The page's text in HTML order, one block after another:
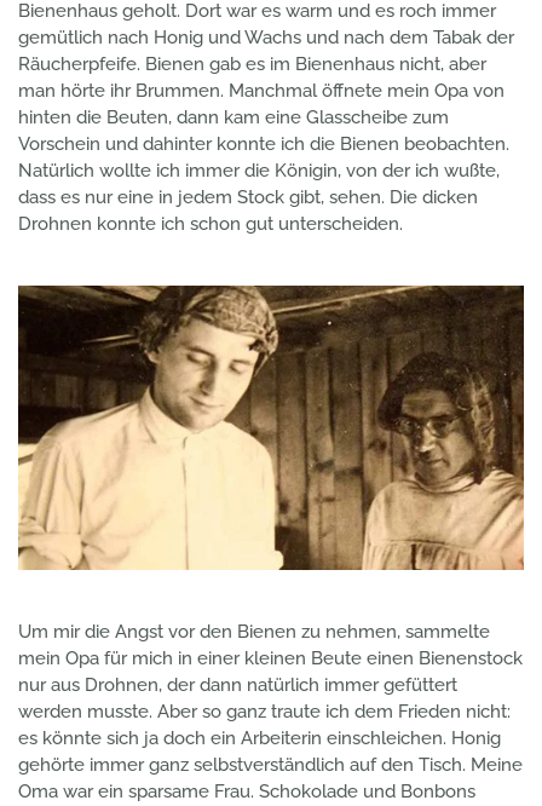
Bienenhaus geholt. Dort war es warm und es roch immer
gemütlich nach Honig und Wachs und nach dem Tabak der
Räucherpfeife. Bienen gab es im Bienenhaus nicht, aber
man hörte ihr Brummen. Manchmal öffnete mein Opa von
hinten die Beuten, dann kam eine Glasscheibe zum
Vorschein und dahinter konnte ich die Bienen beobachten.
Natürlich wollte ich immer die Königin, von der ich wußte,
dass es nur eine in jedem Stock gibt, sehen. Die dicken
Drohnen konnte ich schon gut unterscheiden.
Um mir die Angst vor den Bienen zu nehmen, sammelte
mein Opa für mich in einer kleinen Beute einen Bienenstock
nur aus Drohnen, der dann natürlich immer gefüttert
werden musste. Aber so ganz traute ich dem Frieden nicht:
es könnte sich ja doch ein Arbeiterin einschleichen. Honig
gehörte immer ganz selbstverständlich auf den Tisch. Meine
Oma war ein sparsame Frau. Schokolade und Bonbons